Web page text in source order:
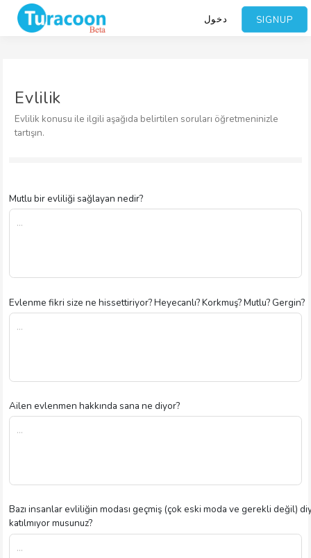
دخول SIGNUP
Evlilik
Evlilik konusu ile ilgili aşağıda belirtilen soruları öğretmeninizle
tartışın.
Mutlu bir evliliği sağlayan nedir?
Evlenme fikri size ne hissettiriyor? Heyecanlı? Korkmuş? Mutlu? Gergin?
Ailen evlenmen hakkında sana ne diyor?
Bazı insanlar evliliğin modası geçmiş (çok eski moda ve gerekli değil)
katılmıyor musunuz?